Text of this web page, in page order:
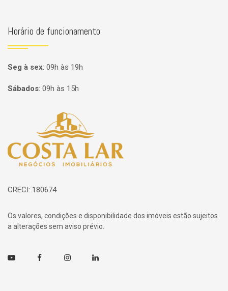
Horário de funcionamento
Seg à sex: 09h às 19h
Sábados: 09h às 15h
Página inicial
CRECI: 180674
Os valores, condições e disponibilidade dos imóveis estão sujeitos
a alterações sem aviso prévio.
Youtube FacebookInstagramLinkedin